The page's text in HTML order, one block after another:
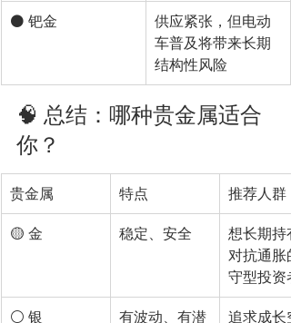
⚫ 钯金
供应紧张，但电动
车普及将带来长期
结构性风险
🧠 总结：哪种贵金属适合
你？
贵金属 特点 推荐人群
🟡 金 稳定、安全
想长期持
对抗通胀
守型投资
⚪ 银
有波动、有潜
追求成长